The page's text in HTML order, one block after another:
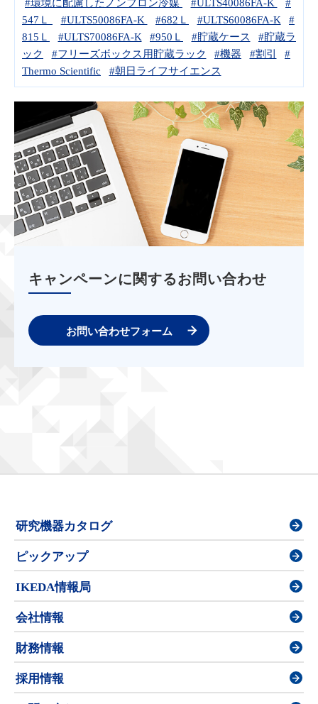
#環境に配慮したノンフロン冷媒
#ULTS40086FA-K
#
547Ｌ
#ULTS50086FA-K #682Ｌ #ULTS60086FA-K
#
815Ｌ
#ULTS70086FA-K #950Ｌ #貯蔵ケース
#貯蔵ラ
ック
#フリーズボックス用貯蔵ラック #機器 #割引
#
Thermo Scientific
#朝日ライフサイエンス
キャンペーンに関するお問い合わせ
お問い合わせフォーム
研究機器カタログ
ピックアップ
IKEDA情報局
会社情報
財務情報
採用情報